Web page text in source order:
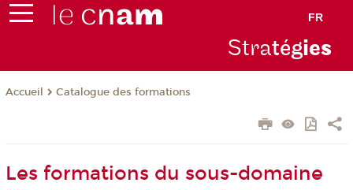
FR
Stratégies
Accueil Catalogue des formations
Les formations du sous-domaine